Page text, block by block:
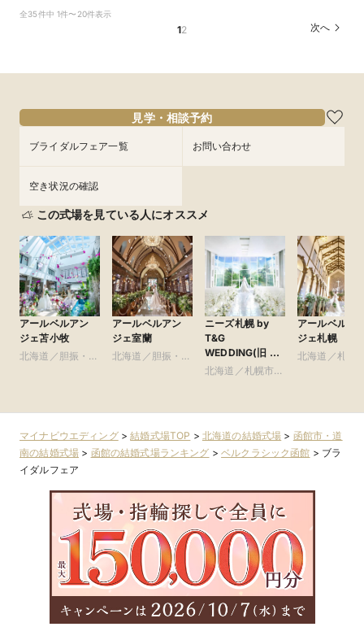
全35件中 1件〜20件表示
12 次へ
見学・相談予約
ブライダルフェア一覧 お問い合わせ
空き状況の確認
この式場を見ている人にオススメ
アールベルアン
ジェ苫小牧
北海道／胆振・日
アールベルアン
ジェ室蘭
北海道／胆振・日
ニーズ札幌 by
T&G
WEDDING(旧 ヒ
ルサイドクラブ迎
北海道／札幌市・
アールベルア
ジェ札幌
北海道／札幌
マイナビウエディング>結婚式場TOP > 北海道の結婚式場 > 函館市・道
南の結婚式場 > 函館の結婚式場ランキング >ベルクラシック函館 > ブラ
イダルフェア